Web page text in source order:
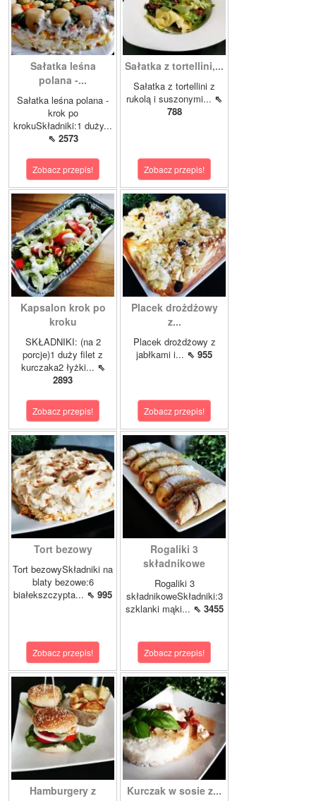
Sałatka leśna
polana -...
Sałatka leśna polana -
krok po
krokuSkładniki:1 duży...
⇖ 2573
Zobacz przepis!
Sałatka z tortellini,...
Sałatka z tortellini z
rukolą i suszonymi... ⇖
788
Zobacz przepis!
Kapsalon krok po
kroku
SKŁADNIKI: (na 2
porcje)1 duży filet z
kurczaka2 łyżki... ⇖
2893
Zobacz przepis!
Placek drożdżowy
z...
Placek drożdżowy z
jabłkami i... ⇖ 955
Zobacz przepis!
Tort bezowy
Tort bezowySkładniki na
blaty bezowe:6
białekszczypta... ⇖ 995
Zobacz przepis!
Rogaliki 3
składnikowe
Rogaliki 3
składnikoweSkładniki:3
szklanki mąki... ⇖ 3455
Zobacz przepis!
Hamburgery z
Kurczak w sosie z...